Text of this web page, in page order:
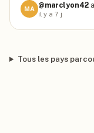
MA @marclyon42
il y a 7 j
Tous les pays